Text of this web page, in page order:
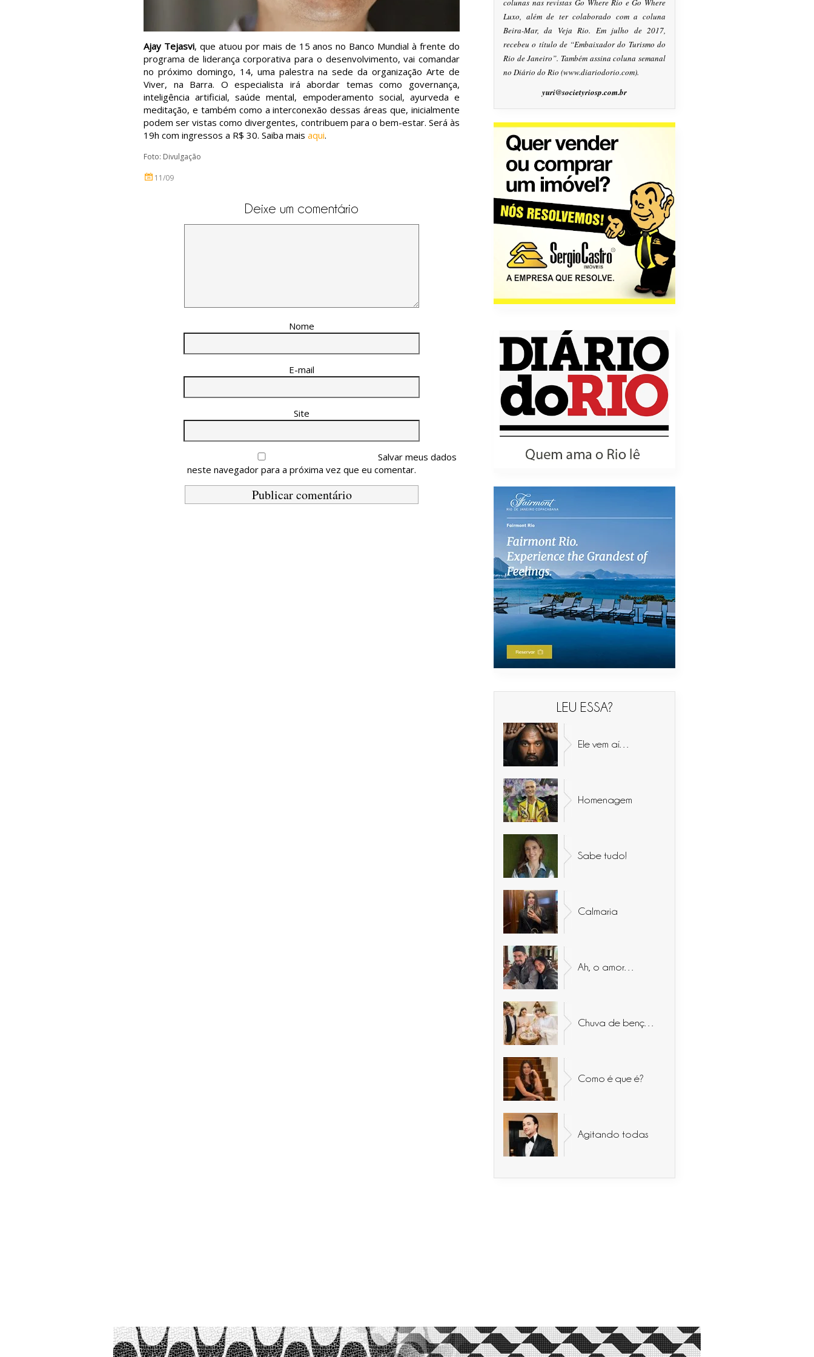
Ajay Tejasvi, que atuou por mais de 15 anos no Banco Mundial à frente do
programa de liderança corporativa para o desenvolvimento, vai comandar
no próximo domingo, 14, uma palestra na sede da organização Arte de
Viver, na Barra. O especialista irá abordar temas como governança,
inteligência artificial, saúde mental, empoderamento social, ayurveda e
meditação, e também como a interconexão dessas áreas que, inicialmente
podem ser vistas como divergentes, contribuem para o bem-estar. Será às
19h com ingressos a R$ 30. Saiba mais aqui.
Foto: Divulgação
11/09
Deixe um comentário
Nome
E-mail
Site
Salvar meus dados
neste navegador para a próxima vez que eu comentar.
colunas nas revistas Go Where Rio e Go Where
Luxo, além de ter colaborado com a coluna
Beira-Mar, da Veja Rio. Em julho de 2017,
recebeu o título de “Embaixador do Turismo do
Rio de Janeiro”. Também assina coluna semanal
no Diário do Rio (www.diariodorio.com).
yuri@societyriosp.com.br
LEU ESSA?
Ele vem aí…
Homenagem
Sabe tudo!
Calmaria
Ah, o amor…
Como é que é?
Agitando todas